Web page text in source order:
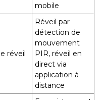
mobile
réveil
Réveil par
détection de
mouvement
PIR, réveil en
direct via
application à
distance